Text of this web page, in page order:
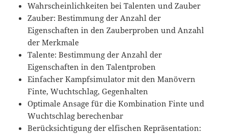
Wahrscheinlichkeiten bei Talenten und Zauber
Zauber: Bestimmung der Anzahl der
Eigenschaften in den Zauberproben und Anzahl
der Merkmale
Talente: Bestimmung der Anzahl der
Eigenschaften in den Talentproben
Einfacher Kampfsimulator mit den Manövern
Finte, Wuchtschlag, Gegenhalten
Optimale Ansage für die Kombination Finte und
Wuchtschlag berechenbar
Berücksichtigung der elfischen Repräsentation: